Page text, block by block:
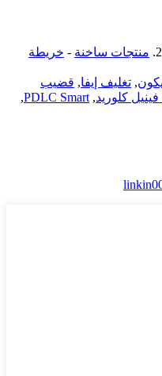
منتجات ساخنة - خريطة
, تغليف إيفا, قضيب
كلوريد,
PDLC Smart
,